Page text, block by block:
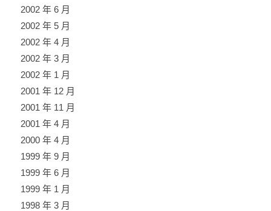
2002 年 6 月
2002 年 5 月
2002 年 4 月
2002 年 3 月
2002 年 1 月
2001 年 12 月
2001 年 11 月
2001 年 4 月
2000 年 4 月
1999 年 9 月
1999 年 6 月
1999 年 1 月
1998 年 3 月